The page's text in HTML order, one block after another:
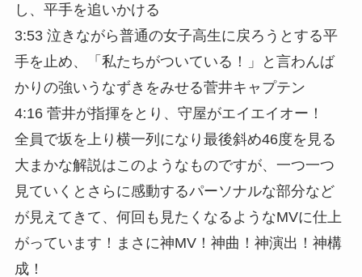
し、平手を追いかける
3:53 泣きながら普通の女子高生に戻ろうとする平
手を止め、「私たちがついている！」と言わんば
かりの強いうなずきをみせる菅井キャプテン
4:16 菅井が指揮をとり、守屋がエイエイオー！
全員で坂を上り横一列になり最後斜め46度を見る
大まかな解説はこのようなものですが、一つ一つ
見ていくとさらに感動するパーソナルな部分など
が見えてきて、何回も見たくなるようなMVに仕上
がっています！まさに神MV！神曲！神演出！神構
成！